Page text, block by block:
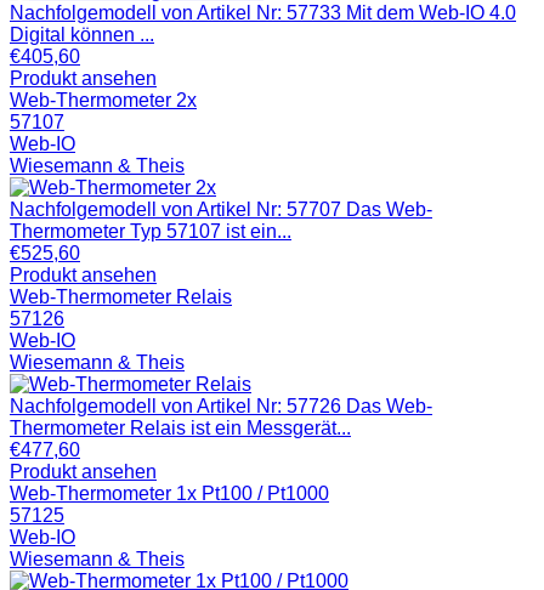
Nachfolgemodell von Artikel Nr: 57733 Mit dem Web-IO 4.0
Digital können ...
€405,60
Produkt ansehen
Web-Thermometer 2x
57107
Web-IO
Wiesemann & Theis
Nachfolgemodell von Artikel Nr: 57707 Das Web-
Thermometer Typ 57107 ist ein...
€525,60
Produkt ansehen
Web-Thermometer Relais
57126
Web-IO
Wiesemann & Theis
Nachfolgemodell von Artikel Nr: 57726 Das Web-
Thermometer Relais ist ein Messgerät...
€477,60
Produkt ansehen
Web-Thermometer 1x Pt100 / Pt1000
57125
Web-IO
Wiesemann & Theis